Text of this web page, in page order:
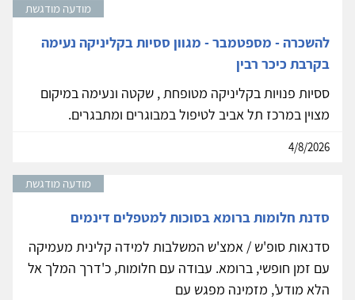
מודעה מודגשת
להשכרה - מספטמבר - מגוון ססיות בקליניקה נעימה
בקרבת כיכר רבין
ססיות פנויות בקליניקה מטופחת , שקטה ונעימה במיקום
מצוין במרכז תל אביב לטיפול במבוגרים ומתבגרים.
4/8/2026
מודעה מודגשת
סדנת חלומות ברומא בסוכות למטפלים דינמים
סדנאות סופ'ש / אמצ'ש המשלבות למידה קלינית מעמיקה
עם זמן חופשי, ברומא. עבודה עם חלומות, כ'דרך המלך אל
הלא מודע', מזמינה מפגש עם